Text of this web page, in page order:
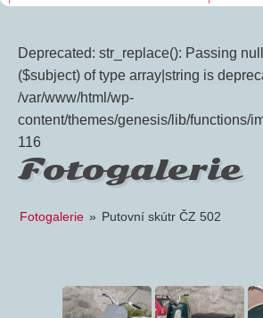
Deprecated: str_replace(): Passing
($subject) of type array|string is
/var/www/html/wp-
content/themes/genesis/lib/functions/
116
Fotogalerie
Fotogalerie » Putovní skútr ČZ 502